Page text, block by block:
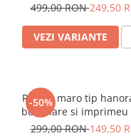
499,00 RON249,50
VEZI VARIANTE
-50%
Rochie maro tip
buzunare si imprimeu
299,00 RON149,50